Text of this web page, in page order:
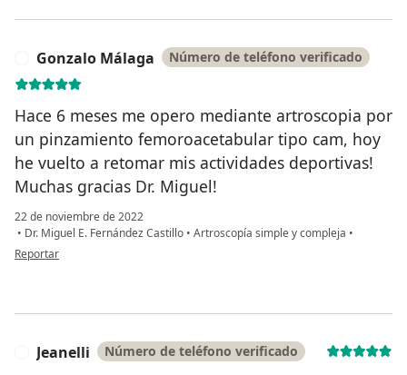
Gonzalo Málaga Número de teléfono verificado
Hace 6 meses me opero mediante artroscopia por
un pinzamiento femoroacetabular tipo cam, hoy
he vuelto a retomar mis actividades deportivas!
Muchas gracias Dr. Miguel!
22 de noviembre de 2022
• Dr. Miguel E. Fernández Castillo • Artroscopía simple y compleja •
en opinión del usuario Gonzalo Málaga
Reportar
Jeanelli Número de teléfono verificado